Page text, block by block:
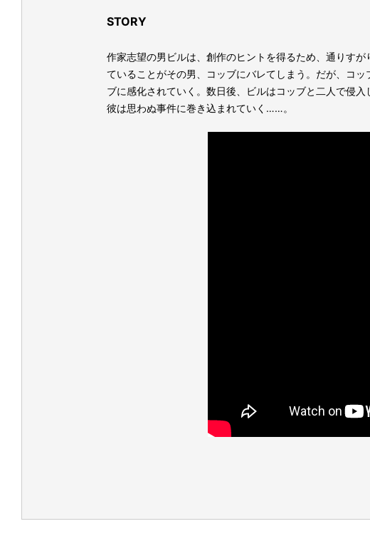
STORY
作家志望の男ビルは、創作のヒントを得るため、通りす
ていることがその男、コッブにバレてしまう。だが、コ
ブに感化されていく。数日後、ビルはコッブと二人で侵
彼は思わぬ事件に巻き込まれていく……。